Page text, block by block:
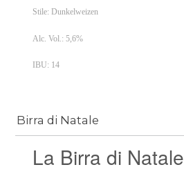
Stile: Dunkelweizen
Alc. Vol.: 5,6%
IBU: 14
Birra di Natale
La Birra di Natale